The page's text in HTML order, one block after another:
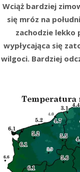
Wciąż bardziej
się mróz na
zachodzie lekko
wypłycająca się
wilgoci. Bardziej